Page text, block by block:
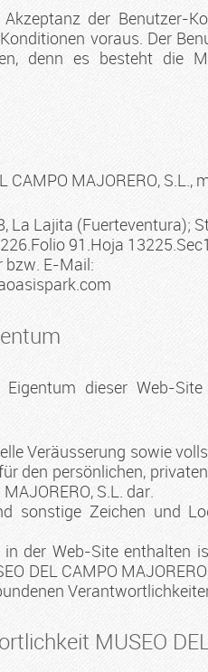
der Benutzer-
voraus. Der
denn es besteht die
MAJORERO, S.L.,
La Lajita (Fuerteventura);
91.Hoja 13225.Sec1
bzw. E-Mail:
dieser Web-Site
Veräusserung sowie
den persönlichen,
S.L. dar.
sonstige Zeichen und
der Web-Site enthalten
DEL CAMPO
MUSEO